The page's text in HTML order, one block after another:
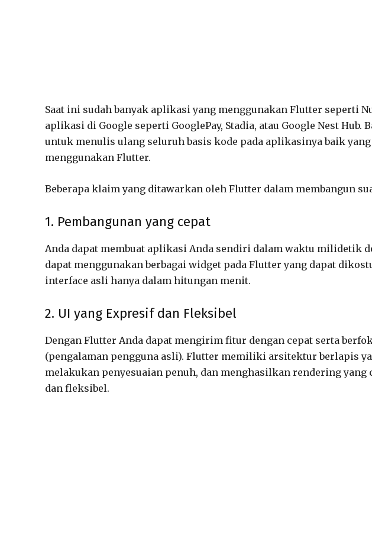
Saat ini sudah banyak aplikasi yang menggunakan Flutter seperti
aplikasi di Google seperti GooglePay, Stadia, atau Google Nest Hub.
untuk menulis ulang seluruh basis kode pada aplikasinya baik
menggunakan Flutter.
Beberapa klaim yang ditawarkan oleh Flutter dalam membangun
1. Pembangunan yang cepat
Anda dapat membuat aplikasi Anda sendiri dalam waktu milidetik
dapat menggunakan berbagai widget pada Flutter yang dapat
interface asli hanya dalam hitungan menit.
2. UI yang Expresif dan Fleksibel
Dengan Flutter Anda dapat mengirim fitur dengan cepat serta
(pengalaman pengguna asli). Flutter memiliki arsitektur berlapis
melakukan penyesuaian penuh, dan menghasilkan rendering yang
dan fleksibel.